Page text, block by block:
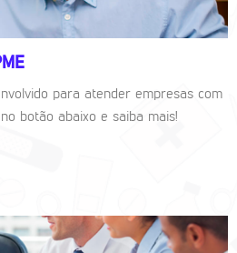
para atender empresas com
botão abaixo e saiba mais!